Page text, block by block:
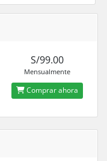
S/99.00
Mensualmente
Comprar ahora